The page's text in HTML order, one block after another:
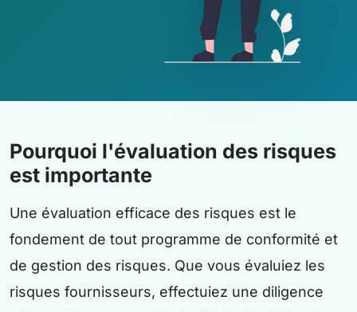
Pourquoi l'évaluation des risques
est importante
Une évaluation efficace des risques est le
fondement de tout programme de conformité et
de gestion des risques. Que vous évaluiez les
risques fournisseurs, effectuiez une diligence